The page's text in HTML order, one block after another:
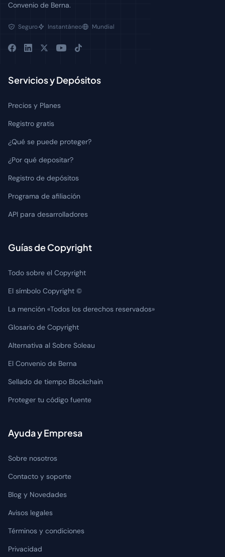
Convenio de Berna.
Seguro Instantáneo Mundial
Servicios y Depósitos
Precios y Planes
Registro gratis
¿Qué se puede proteger?
¿Por qué depositar?
Registro de depósitos
Programa de afiliación
API para desarrolladores
Guías de Copyright
Todo sobre el Copyright
El símbolo Copyright ©
La mención «Todos los derechos reservados»
Glosario de Copyright
Alternativa al Sobre Soleau
El Convenio de Berna
Sellado de tiempo Blockchain
Proteger tu código fuente
Ayuda y Empresa
Sobre nosotros
Contacto y soporte
Blog y Novedades
Avisos legales
Términos y condiciones
Privacidad